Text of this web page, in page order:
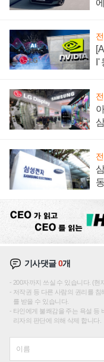
I'
기사댓글0개
200자까지 쓰실 수 있습니다. (현
저작권 등 다른 사람의 권리를
를 받을 수 있습니다.
타인에게 불쾌감을 주는 욕설 등
리자의 판단에 의해 삭제 합니다.